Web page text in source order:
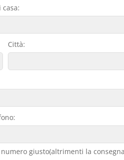
casa:
Città:
numero giusto(altrimenti la